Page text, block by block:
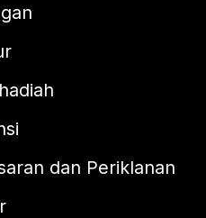
dan Periklanan